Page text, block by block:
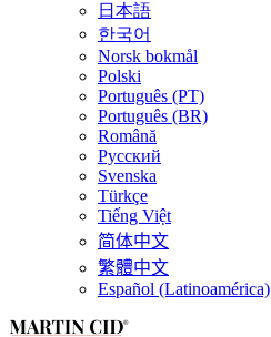
日本語
한국어
Norsk bokmål
Polski
Português (PT)
Português (BR)
Română
Русский
Svenska
Türkçe
Tiếng Việt
简体中文
繁體中文
Español (Latinoamérica)